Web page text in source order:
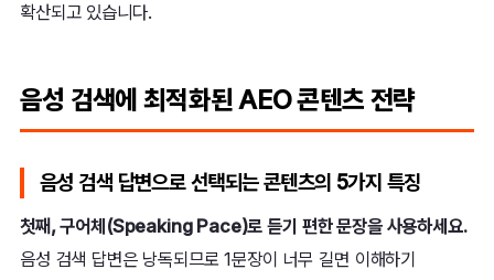
확산되고 있습니다.
음성 검색에 최적화된 AEO 콘텐츠 전략
음성 검색 답변으로 선택되는 콘텐츠의 5가지 특징
첫째, 구어체(Speaking Pace)로 듣기 편한 문장을 사용하세요.
음성 검색 답변은 낭독되므로 1문장이 너무 길면 이해하기